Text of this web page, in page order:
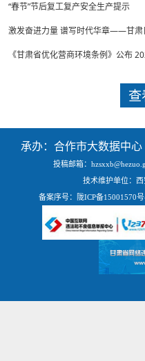
“春节”节后复工复产安全生产提示
《甘肃省优化营商环境条例》公布
承办：合作市大数据中
投稿邮箱：
技术维护单位：
备案序号：
陇ICP备15001570号